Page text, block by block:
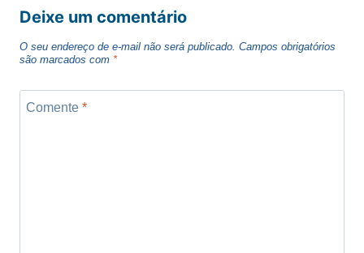
Deixe um comentário
O seu endereço de e-mail não será publicado. Campos obrigatórios
são marcados com *
Comente *